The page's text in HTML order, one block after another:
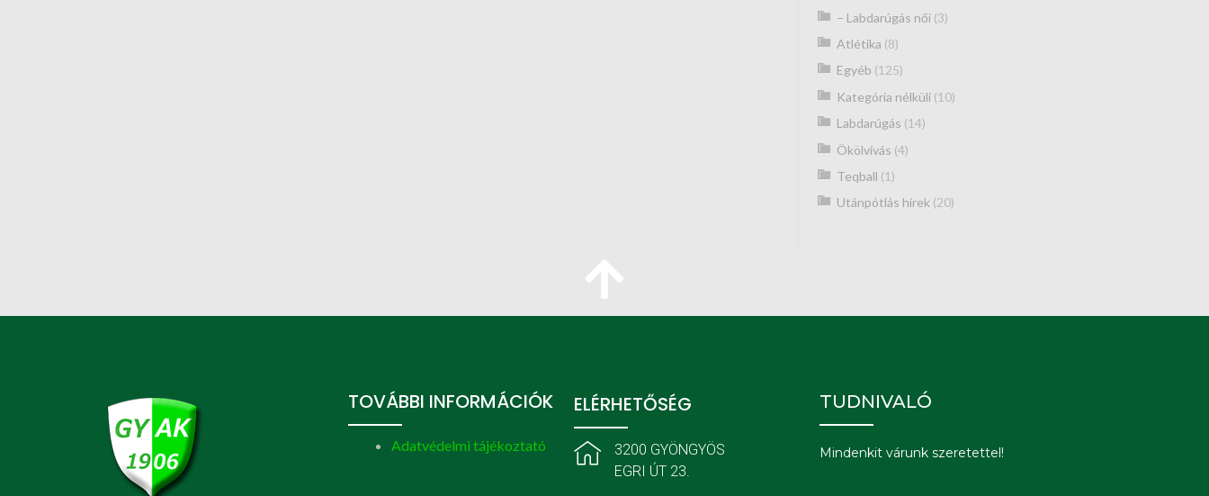
– Labdarúgás női(3)
Atlétika (8)
Egyéb (125)
Kategória nélküli(10)
Labdarúgás (14)
Ökölvívás (4)
Teqball (1)
Utánpótlás hírek (20)
TOVÁBBI INFORMÁCIÓK
Adatvédelmi tájékoztató
ELÉRHETŐSÉG
3200 GYÖNGYÖS
EGRI ÚT 23.
TUDNIVALÓ
Mindenkit várunk szeretettel!